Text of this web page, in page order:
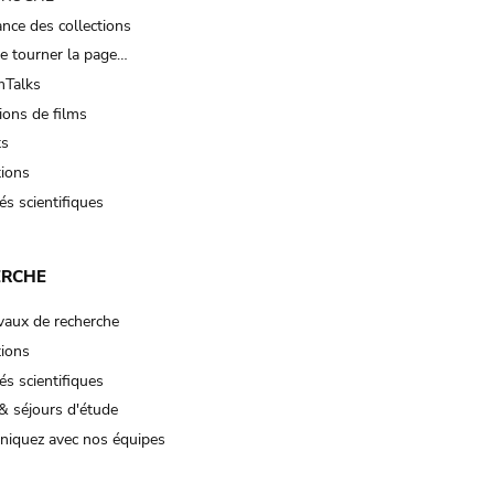
des collections
tourner la page…
de films
scientifiques
de recherche
scientifiques
séjours d'étude
avec nos équipes